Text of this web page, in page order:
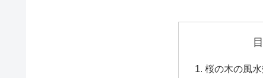
桜の木の風